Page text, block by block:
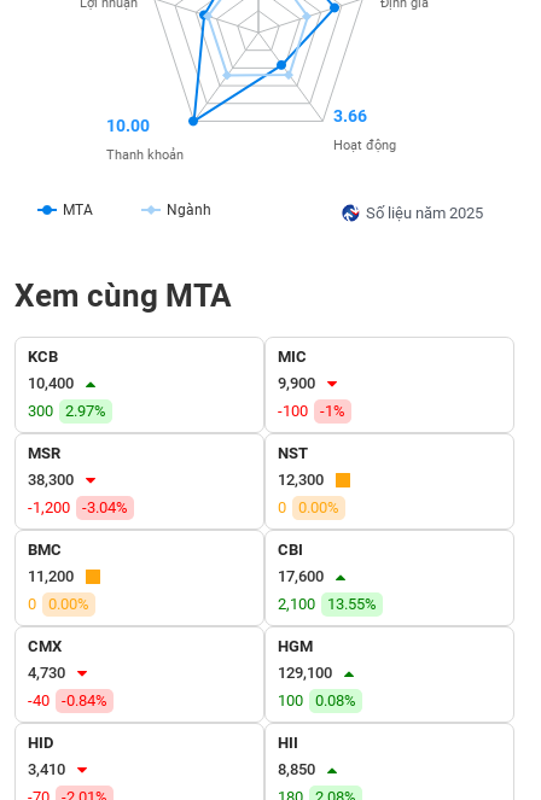
Số liệu năm 2025
MTA Ngành
3.66
Hoạt động
10.00
Thanh khoản
Xem cùng MTA
KCB
10,400
300
2.97%
MIC
9,900
-100
-1%
MSR
38,300
-1,200
-3.04%
NST
12,300
0
0.00%
BMC
11,200
0
0.00%
CBI
17,600
2,100
13.55%
CMX
4,730
-40
-0.84%
HGM
129,100
100
0.08%
HID
3,410
HII
8,850
CHÍNH
NGHỆ
THÔNG
TIN
DỊCH
VỤ
TRUYỀN
THÔNG
TIỆN
ÍCH